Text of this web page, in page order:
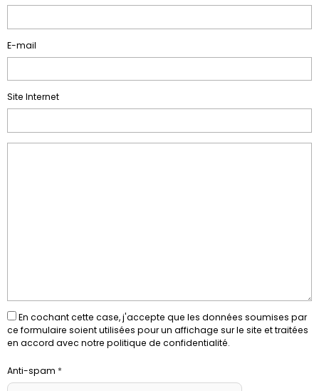
E-mail
Site Internet
En cochant cette case, j'accepte que les données soumises par
ce formulaire soient utilisées pour un affichage sur le site et traitées
en accord avec notre politique de confidentialité.
Anti-spam